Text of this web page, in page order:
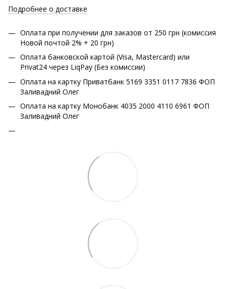
Подробнее о доставке
Оплата при получении для заказов от 250 грн (комиссия
Новой почтой 2% + 20 грн)
Оплата банковской картой (Visa, Mastercard) или
Privat24 через LiqPay (Без комиссии)
Оплата на картку Приватбанк 5169 3351 0117 7836 ФОП
Заливадний Олег
Оплата на картку Монобанк 4035 2000 4110 6961 ФОП
Заливадний Олег